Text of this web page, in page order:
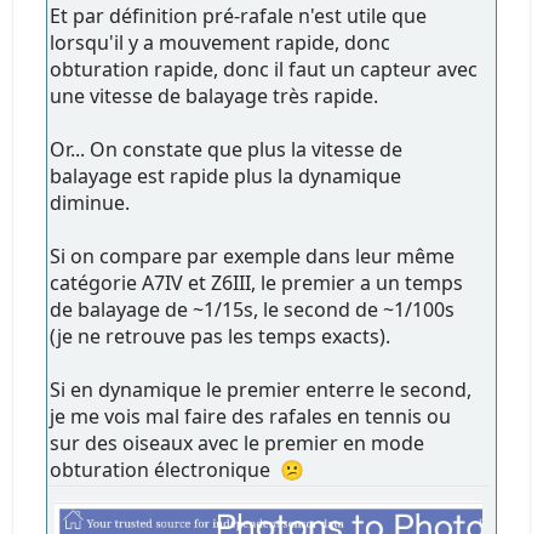
Et par définition pré-rafale n'est utile que
lorsqu'il y a mouvement rapide, donc
obturation rapide, donc il faut un capteur avec
une vitesse de balayage très rapide.
Or... On constate que plus la vitesse de
balayage est rapide plus la dynamique
diminue.
Si on compare par exemple dans leur même
catégorie A7IV et Z6III, le premier a un temps
de balayage de ~1/15s, le second de ~1/100s
(je ne retrouve pas les temps exacts).
Si en dynamique le premier enterre le second,
je me vois mal faire des rafales en tennis ou
sur des oiseaux avec le premier en mode
obturation électronique 😕